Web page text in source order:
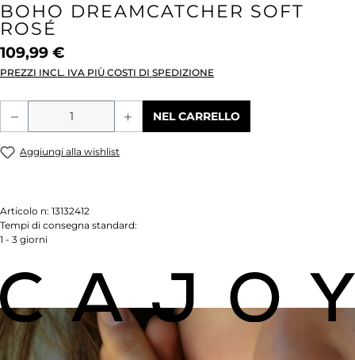
BOHO DREAMCATCHER SOFT
ROSÉ
109,99 €
PREZZI INCL. IVA PIÙ COSTI DI SPEDIZIONE
Quantità del prodotto: inserisci la
NEL CARRELLO
Aggiungi alla wishlist
Articolo n: 13132412
Tempi di consegna standard:
1 - 3 giorni